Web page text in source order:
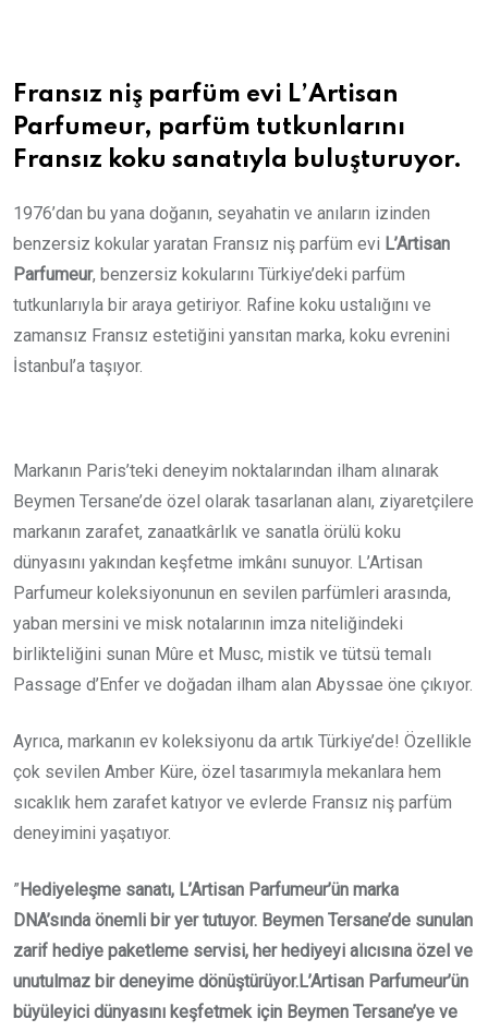
Fransız niş parfüm evi L’Artisan
Parfumeur, parfüm tutkunlarını
Fransız koku sanatıyla buluşturuyor.
1976’dan bu yana doğanın, seyahatin ve anıların izinden
benzersiz kokular yaratan Fransız niş parfüm evi L’Artisan
Parfumeur, benzersiz kokularını Türkiye’deki parfüm
tutkunlarıyla bir araya getiriyor. Rafine koku ustalığını ve
zamansız Fransız estetiğini yansıtan marka, koku evrenini
İstanbul’a taşıyor.
Markanın Paris’teki deneyim noktalarından ilham alınarak
Beymen Tersane’de özel olarak tasarlanan alanı, ziyaretçilere
markanın zarafet, zanaatkârlık ve sanatla örülü koku
dünyasını yakından keşfetme imkânı sunuyor. L’Artisan
Parfumeur koleksiyonunun en sevilen parfümleri arasında,
yaban mersini ve misk notalarının imza niteliğindeki
birlikteliğini sunan Mûre et Musc, mistik ve tütsü temalı
Passage d’Enfer ve doğadan ilham alan Abyssae öne çıkıyor.
Ayrıca, markanın ev koleksiyonu da artık Türkiye’de! Özellikle
çok sevilen Amber Küre, özel tasarımıyla mekanlara hem
sıcaklık hem zarafet katıyor ve evlerde Fransız niş parfüm
deneyimini yaşatıyor.
”Hediyeleşme sanatı, L’Artisan Parfumeur’ün marka
DNA’sında önemli bir yer tutuyor. Beymen Tersane’de sunulan
zarif hediye paketleme servisi, her hediyeyi alıcısına özel ve
unutulmaz bir deneyime dönüştürüyor.L’Artisan Parfumeur’ün
büyüleyici dünyasını keşfetmek için Beymen Tersane’ye ve